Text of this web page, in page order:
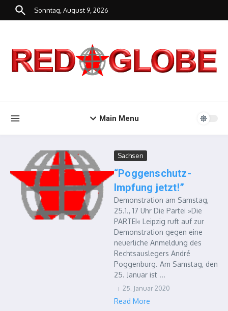
Zum Inhalt springen
Sonntag, August 9, 2026
Main Menu
Sachsen
“Poggenschutz-
Impfung jetzt!”
Demonstration am Samstag,
25.1., 17 Uhr Die Partei »Die
PARTEI« Leipzig ruft auf zur
Demonstration gegen eine
neuerliche Anmeldung des
Rechtsauslegers André
Poggenburg. Am Samstag, den
25. Januar ist ...
25. Januar 2020
Read More